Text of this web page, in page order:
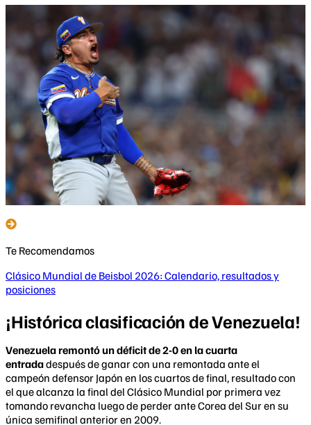
Te Recomendamos
Clásico Mundial de Beisbol 2026: Calendario, resultados y
posiciones
¡Histórica clasificación de Venezuela!
Venezuela remontó un déficit de 2-0 en la cuarta
entradadespués de ganar con una remontada ante el
campeón defensor Japón en los cuartos de final, resultado con
el que alcanza la final del Clásico Mundial por primera vez
tomando revancha luego de perder ante Corea del Sur en su
única semifinal anterior en 2009.